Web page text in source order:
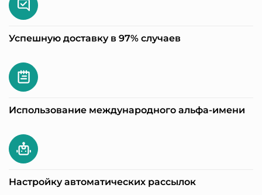
Успешную доставку в 97% случаев
Использование международного альфа-имени
Настройку автоматических рассылок